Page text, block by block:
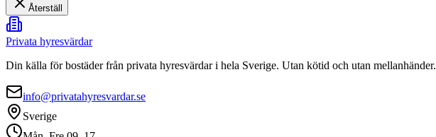
Återställ
Privata hyresvärdar
Din källa för bostäder från privata hyresvärdar i hela Sverige. Utan kötid och utan mellanhänder.
info@privatahyresvardar.se
Sverige